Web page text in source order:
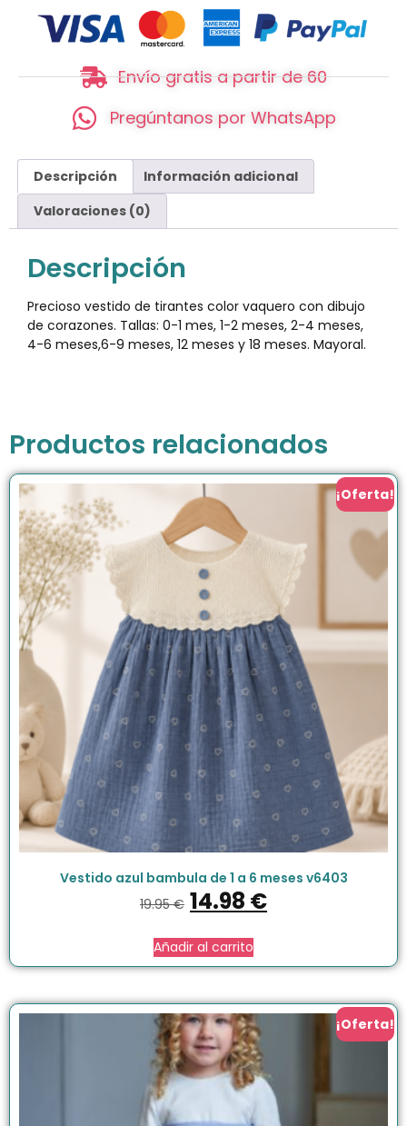
Envío gratis a partir de 60
Pregúntanos por WhatsApp
Descripción
Información adicional
Valoraciones (0)
Descripción
Precioso vestido de tirantes color vaquero con dibujo
de corazones. Tallas: 0-1 mes, 1-2 meses, 2-4 meses,
4-6 meses,6-9 meses, 12 meses y 18 meses. Mayoral.
Productos relacionados
¡Oferta!
Vestido azul bambula de 1 a 6 meses v6403
19.95€ 14.98 €
Añadir al carrito
¡Oferta!